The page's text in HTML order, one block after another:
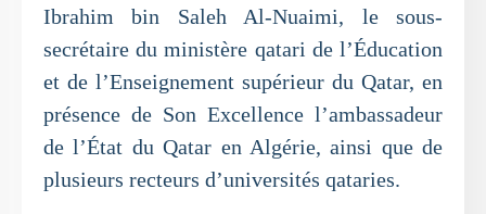
Ibrahim bin Saleh Al-Nuaimi, le sous-
secrétaire du ministère qatari de l’Éducation
et de l’Enseignement supérieur du Qatar, en
présence de Son Excellence l’ambassadeur
de l’État du Qatar en Algérie, ainsi que de
plusieurs recteurs d’universités qataries.